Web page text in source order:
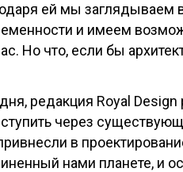
ей мы заглядываем
и имеем
Но что, если бы
редакция Royal
через
в
нами планете, и